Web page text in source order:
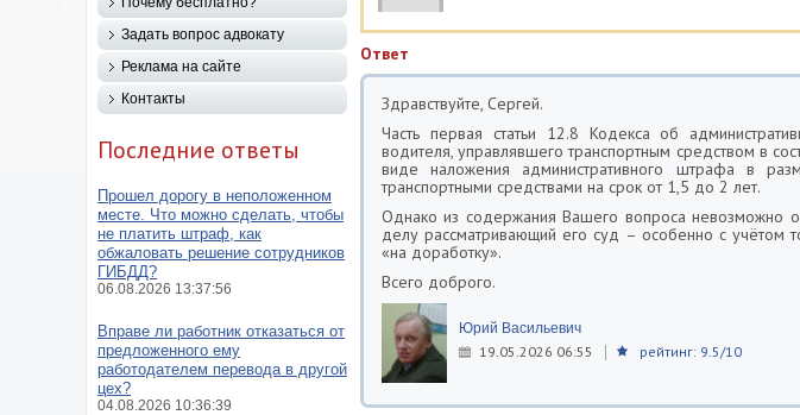
Ответ
Здравствуйте, Сергей.
Часть первая статьи 12.8 Кодекса об
водителя, управлявшего транспортным средством в
виде наложения административного штрафа в
транспортными средствами на срок от 1,5 до 2 лет.
Однако из содержания Вашего вопроса невозможно
делу рассматривающий его суд – особенно с учётом
«на доработку».
Всего доброго.
Юрий Васильевич
19.05.2026 06:55 рейтинг: 9.5/10
Задать вопрос адвокату
Реклама на сайте
Контакты
Последние ответы
Прошел дорогу в неположенном
месте. Что можно сделать, чтобы
не платить штраф, как
обжаловать решение сотрудников
ГИБДД?
06.08.2026 13:37:56
Вправе ли работник отказаться от
предложенного ему
работодателем перевода в другой
цех?
04.08.2026 10:36:39